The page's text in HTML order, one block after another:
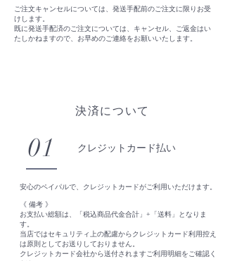
ご注文キャンセルについては、発送手配前のご注文に限りお受
けします。
既に発送手配済のご注文については、キャンセル、ご返金はい
たしかねますので、お早めのご連絡をお願いいたします。
決済について
01 クレジットカード払い
安心のペイパルで、クレジットカードがご利用いただけます。
《 備考 》
お支払い総額は、「税込商品代金合計」+「送料」となりま
す。
当店ではセキュリティ上の配慮からクレジットカード利用控え
は原則としてお送りしておりません。
クレジットカード会社から送付されますご利用明細をご確認く